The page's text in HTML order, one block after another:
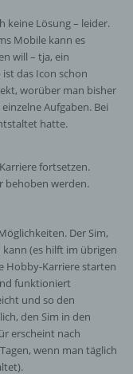
keine Lösung – leider.
Mobile kann es
will – tja, ein
das Icon schon
worüber man bisher
Aufgaben. Bei
hatte.
fortsetzen.
behoben werden.
Der Sim,
(es hilft im übrigen
Hobby-Karriere starten
funktioniert
und so den
den Sim in den
erscheint nach
wenn man täglich